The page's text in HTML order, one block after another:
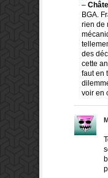
–
BGA.
rien de
des
cette
faut en
voir en